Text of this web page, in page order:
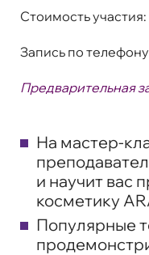
Стоимость участия:
Запись по
Предварительная
На мастер-
и научит вас
косметику
Популярные